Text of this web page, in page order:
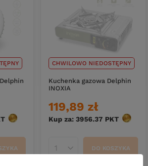
punktów
CHWILOWO NIEDOSTĘPNY
Kuchenka gazowa Delphin
INOXIA
119,89 zł
Kup za: 3956.37 PKT
Ilość produktówDO KOSZYKA